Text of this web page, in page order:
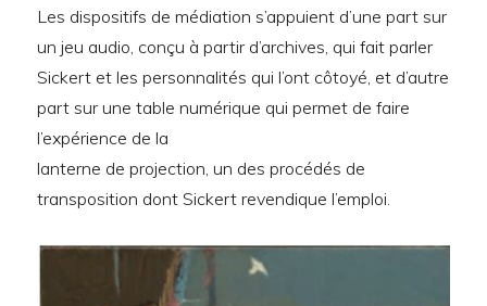
Les dispositifs de médiation s’appuient d’une part sur
un jeu audio, conçu à partir d’archives, qui fait parler
Sickert et les personnalités qui l’ont côtoyé, et d’autre
part sur une table numérique qui permet de faire
l’expérience de la
lanterne de projection, un des procédés de
transposition dont Sickert revendique l’emploi.